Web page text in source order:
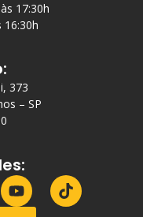
17:30h
16:30h
373
– SP